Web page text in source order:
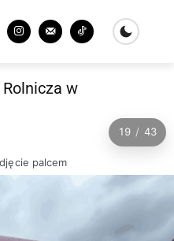
w
19 / 43
palcem